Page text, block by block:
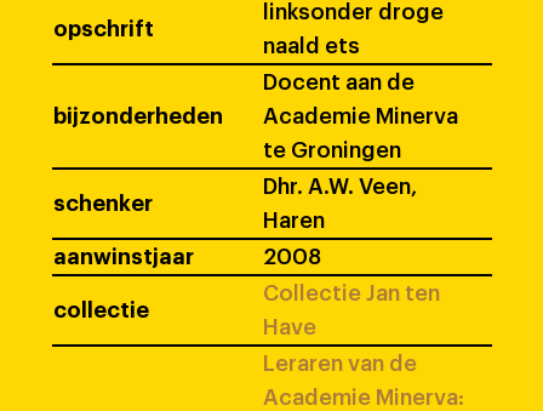
opschrift
linksonder droge
naald ets
bijzonderheden
Docent aan de
Academie Minerva
te Groningen
schenker
Dhr. A.W. Veen,
Haren
aanwinstjaar
2008
collectie
Collectie Jan ten
Have
Leraren van de
Academie Minerva: